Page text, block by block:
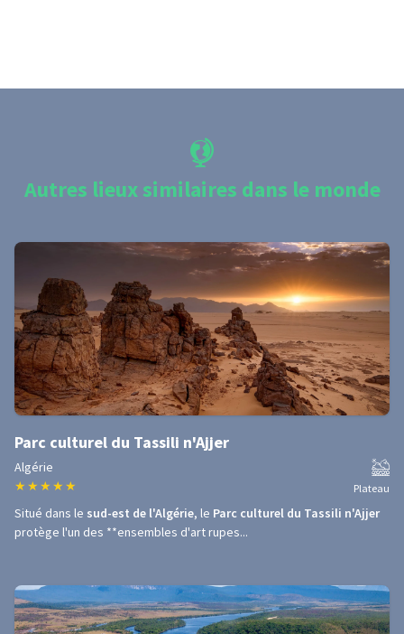
Autres lieux similaires dans le monde
Parc culturel du Tassili n'Ajjer
Algérie
★ ★ ★ ★ ★ Plateau
Situé dans le sud-est de l'Algérie, le Parc culturel du Tassili n'Ajjer
protège l'un des **ensembles d'art rupes...